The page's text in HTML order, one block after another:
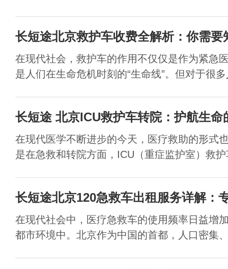
长短途北京救护车收费全解析：你需要
在现代社会，救护车的作用不仅仅是作为紧急
是人们在生命危机时刻的“生命线”。但对于很
长短途 北京ICU救护车转院：护航生命
在现代医学不断进步的今天，医疗救助的形式
是在急救和转院方面，ICU（重症监护室）救
长短途北京120急救车出租服务详解：
在现代社会中，医疗急救车的使用频率日益增
都市环境中。北京作为中国的首都，人口密集